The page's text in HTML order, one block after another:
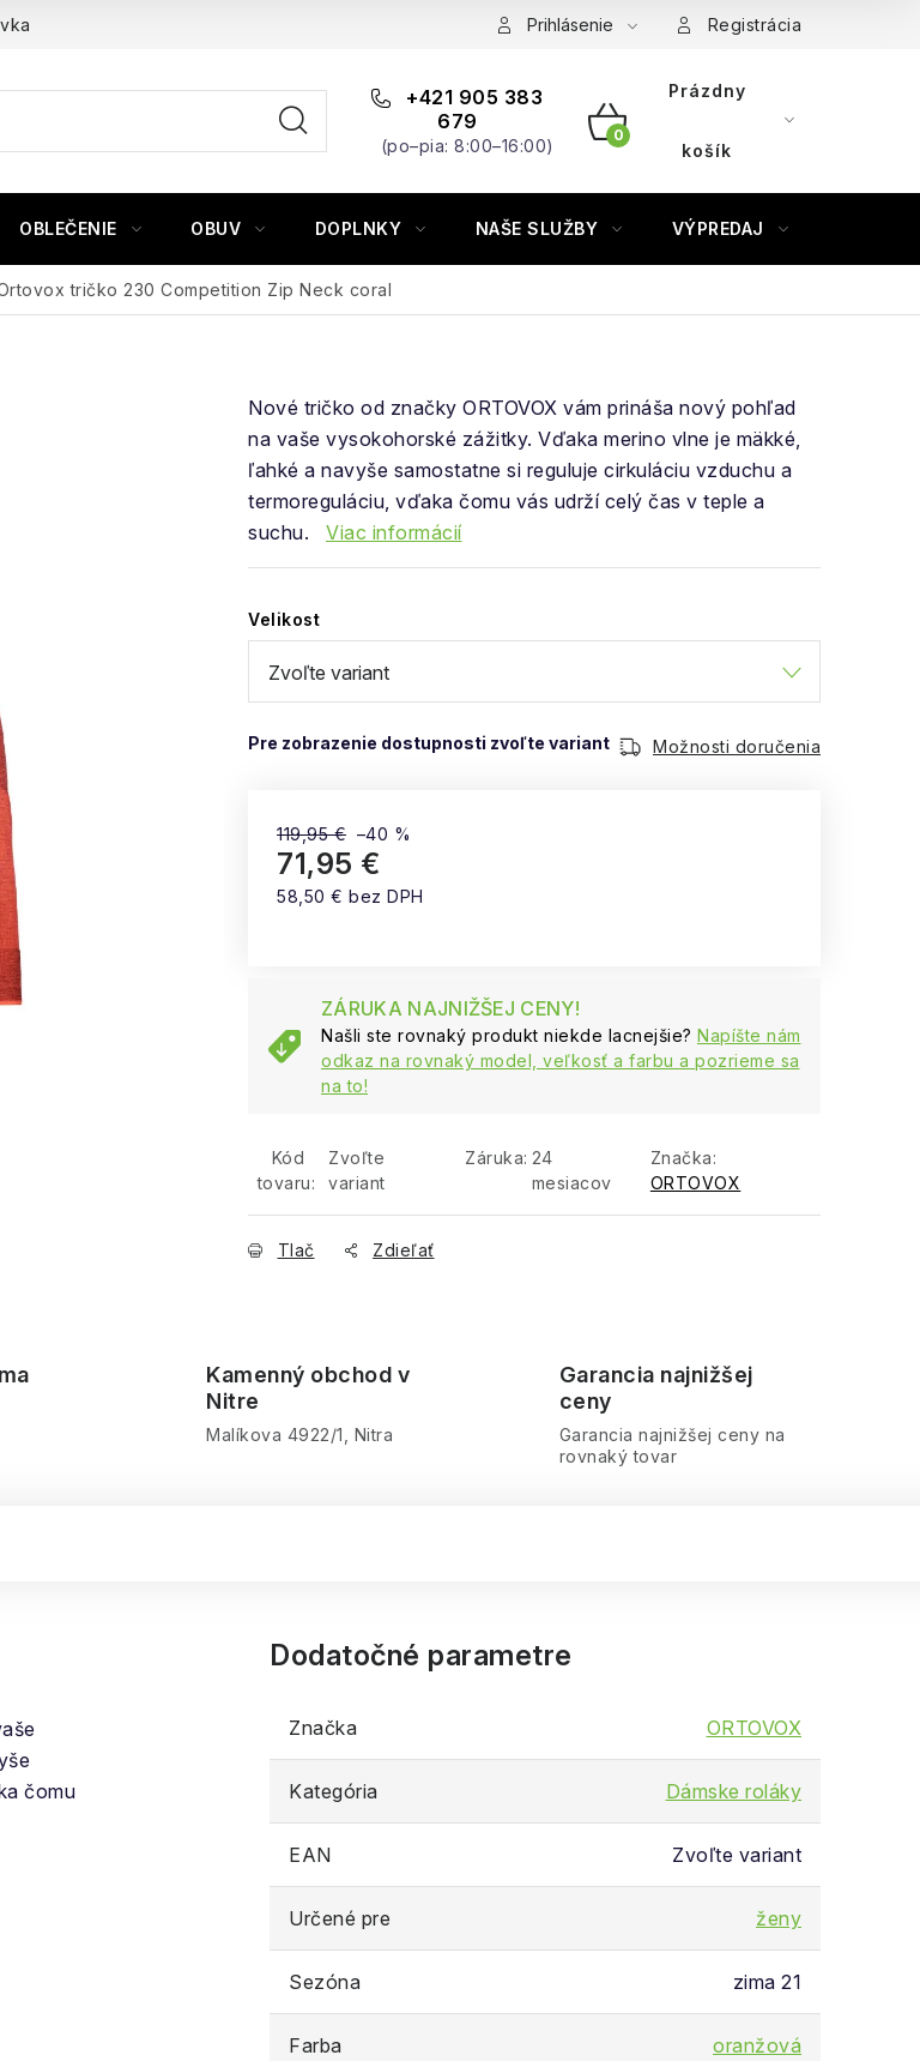
Prihlásenie Registrácia
+421 905 383
679
(po–pia: 8:00–16:00) NÁKUPNÝ
Prázdny
košík
OBLEČENIE OBUV DOPLNKY NAŠE SLUŽBY VÝPREDAJ
tričko 230 Competition Zip Neck coral
Nové tričko od značky ORTOVOX vám prináša nový pohľad
na vaše vysokohorské zážitky. Vďaka merino vlne je mäkké,
ľahké a navyše samostatne si reguluje cirkuláciu vzduchu a
termoreguláciu, vďaka čomu vás udrží celý čas v teple a
suchu.
Viac informácií
Velikost
Možnosti doručenia
119,95 € –40 %
71,95 €
58,50 € bez DPH
ZÁRUKA NAJNIŽŠEJ CENY!
Našli ste rovnaký produkt niekde lacnejšie? Napíšte nám
odkaz na rovnaký model, veľkosť a farbu a pozrieme sa
na to!
Kód
tovaru:
Zvoľte
variant
Záruka: 24
mesiacov
Značka:
ORTOVOX
Tlač Zdieľať
Kamenný obchod v
Nitre
Malíkova 4922/1, Nitra
Garancia najnižšej
ceny
Garancia najnižšej ceny na
rovnaký tovar
čomu
Dodatočné parametre
Značka ORTOVOX
Kategória Dámske roláky
EAN Zvoľte variant
Určené pre ženy
Sezóna zima 21
Farba oranžová